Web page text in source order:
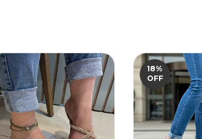
18%
OFF